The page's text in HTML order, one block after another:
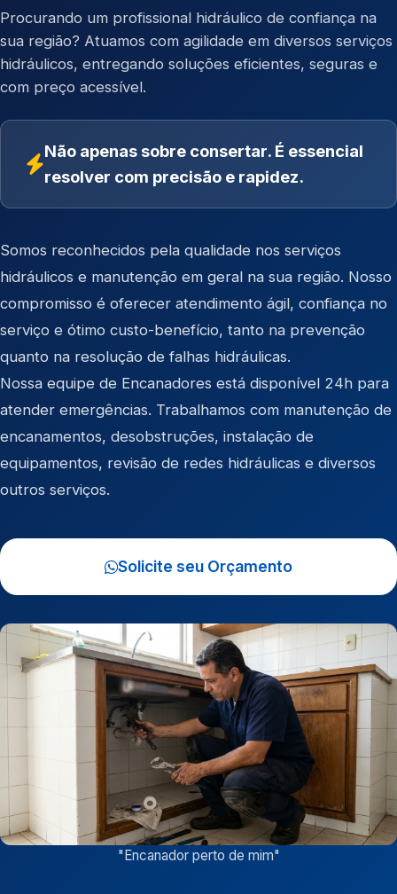
Procurando um profissional hidráulico de confiança na
sua região? Atuamos com agilidade em diversos serviços
hidráulicos, entregando soluções eficientes, seguras e
com preço acessível.
Não apenas sobre consertar. É essencial
resolver com precisão e rapidez.
Somos reconhecidos pela qualidade nos serviços
hidráulicos e manutenção em geral na sua região. Nosso
compromisso é oferecer atendimento ágil, confiança no
serviço e ótimo custo-benefício, tanto na prevenção
quanto na resolução de falhas hidráulicas.
Nossa equipe de Encanadores está disponível 24h para
atender emergências. Trabalhamos com manutenção de
encanamentos, desobstruções, instalação de
equipamentos, revisão de redes hidráulicas e diversos
outros serviços.
Solicite seu Orçamento
"Encanador perto de mim"